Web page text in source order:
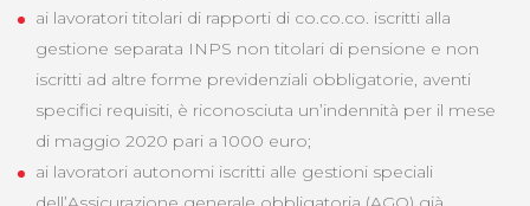
ai lavoratori titolari di rapporti di co.co.co. iscritti alla
gestione separata INPS non titolari di pensione e non
iscritti ad altre forme previdenziali obbligatorie, aventi
specifici requisiti, è riconosciuta un’indennità per il mese
di maggio 2020 pari a 1000 euro;
ai lavoratori autonomi iscritti alle gestioni speciali